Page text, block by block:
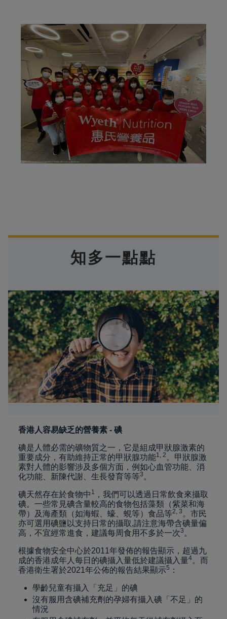
知多一點點
香港人容易缺乏的營養素 - 碘
碘是人體必需的礦物質之一，它是組成甲狀腺激素的
重要成分，有助維持正常的甲狀腺功能1, 2 。甲狀腺激
素對人體的影響涉及多個方面，例如心血管功能、消
化功能、新陳代謝、生長發育等等3 。
碘天然存在於食物中 1 ，我們可以透過日常飲食來攝取
碘。一些常見碘含量較高的食物包括藻類（紫菜和海
帶）及海產類（如海蝦、蠔、蜆等）食品等2, 3 。市民
亦可選用碘鹽以支持日常的攝取,請注意海帶含碘量偏
高，不宜經常進食，建議每周食用不多於一次3 。
根據食物安全中心於2011年發佈的報告顯示，超過九
成的香港成年人每日的碘攝入量低於建議攝入量4。而
香港衛生署於2021年公佈的報告結果顯示5 ：
學齡兒童有攝入「充足」的碘
沒有服用含碘補充劑的孕婦有攝入碘「不足」的
情況